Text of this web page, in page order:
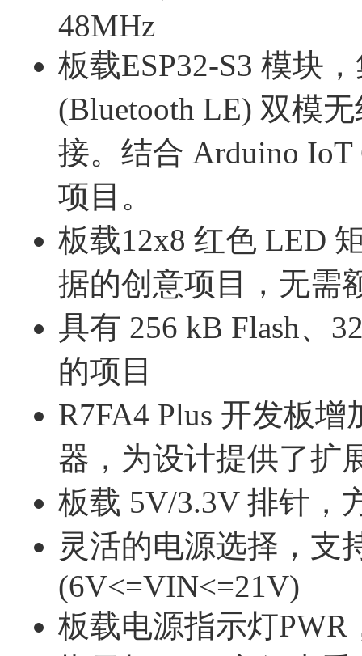
48MHz
板载ESP32-S3 模块
(Bluetooth LE) 双模
接。结合 Arduino
项目。
板载12x8 红色 LED
据的创意项目，无需
具有 256 kB Flash、
的项目
R7FA4 Plus 开发板
器，为设计提供了扩
板载 5V/3.3V 排针，
灵活的电源选择，支
(6V<=VIN<=21V)
板载电源指示灯PWR